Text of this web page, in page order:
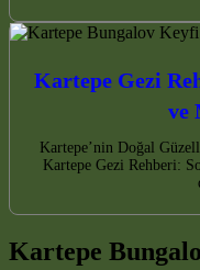
Kartepe Gezi
ve
Kartepe’nin Doğal
Kartepe Gezi Rehberi:
Kartepe